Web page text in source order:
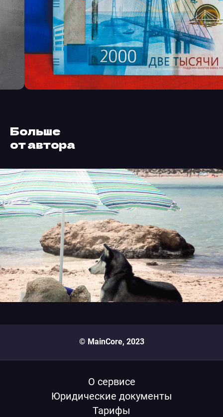
Больше
от автора
© MainCore, 2023
О сервисе
Юридические документы
Тарифы